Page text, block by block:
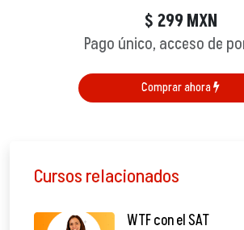
$ 299 MXN
Pago único, acceso de
Comprar ahora
Cursos relacionados
WTF con el SAT